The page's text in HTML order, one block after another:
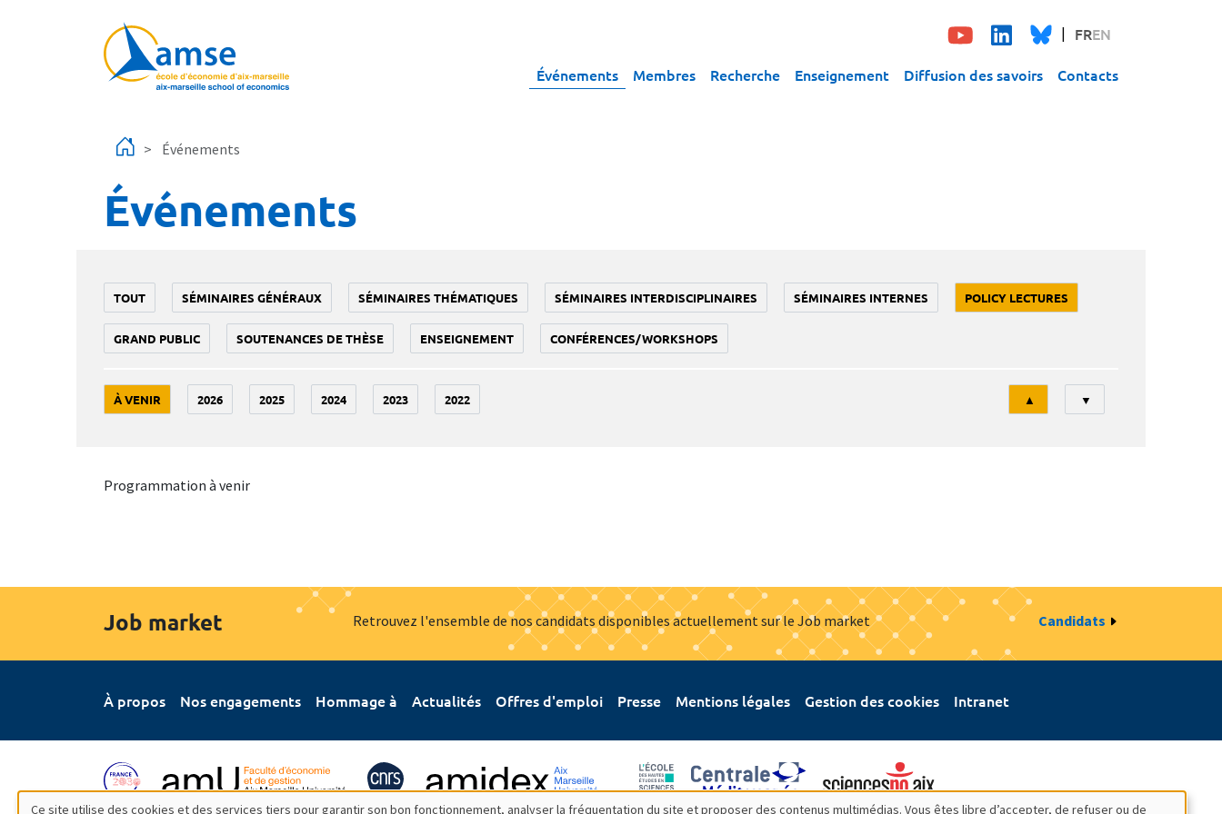
FREN
Événements Membres Recherche Enseignement Diffusion des savoirs Contacts
Événements
Événements
TOUT SÉMINAIRES GÉNÉRAUX SÉMINAIRES THÉMATIQUES SÉMINAIRES INTERDISCIPLINAIRES SÉMINAIRES INTERNES POLICY LECTURES
GRAND PUBLIC SOUTENANCES DE THÈSE ENSEIGNEMENT CONFÉRENCES/WORKSHOPS
À VENIR 2026 2025 2024 2023 2022
Tri
▲ ▼
Programmation à venir
Job market Retrouvez l'ensemble de nos candidats disponibles actuellement sur le Job market Candidats
À propos Nos engagements Hommage à Actualités Offres d'emploi Presse Mentions légales Gestion des cookies Intranet
Ce site utilise des cookies et des services tiers pour garantir son bon fonctionnement, analyser la fréquentation du site et proposer des contenus multimédias. Vous êtes libre d’accepter, de refuser ou de